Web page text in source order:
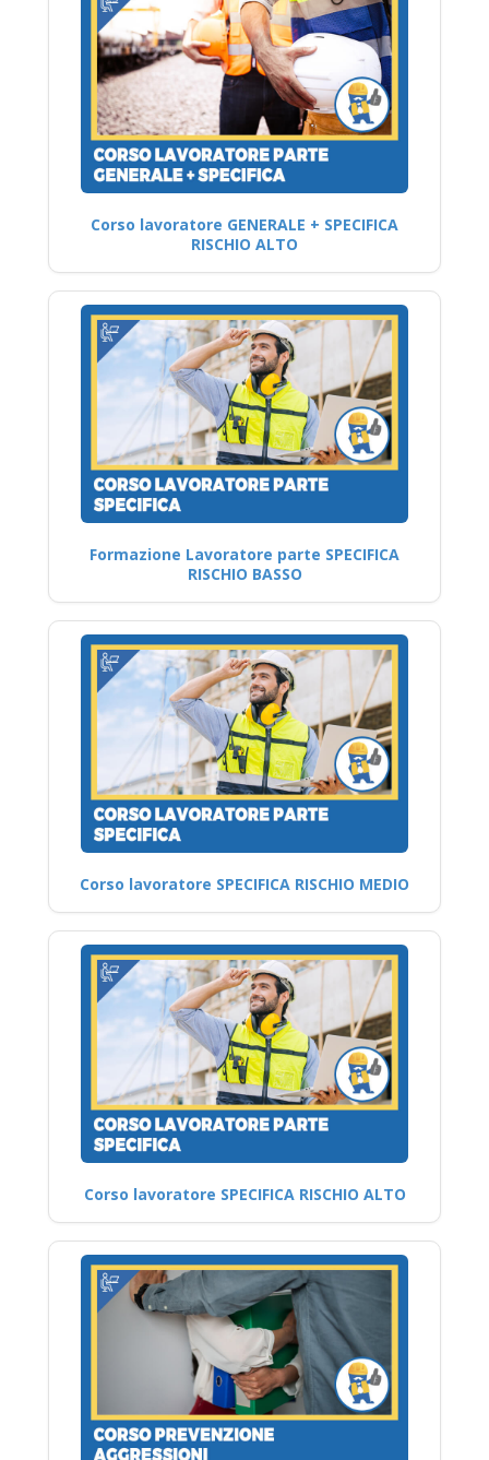
Corso lavoratore GENERALE + SPECIFICA
RISCHIO ALTO
Formazione Lavoratore parte SPECIFICA
RISCHIO BASSO
Corso lavoratore SPECIFICA RISCHIO MEDIO
Corso lavoratore SPECIFICA RISCHIO ALTO